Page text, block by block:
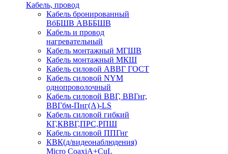
Кабель, провод
Кабель бронированный
ВбБШВ АВББШВ
Кабель и провод
нагревательный
Кабель монтажный МГШВ
Кабель монтажный МКШ
Кабель силовой АВВГ ГОСТ
Кабель силовой NYM
однопроволочный
Кабель силовой ВВГ, ВВГнг,
ВВГбм-Пнг(А)-LS
Кабель силовой гибкий
КГ,КВВГ,ПРС,РПШ
Кабель силовой ППГнг
КВК(д/видеонаблюдения)
Micro CoaxiA+CuL